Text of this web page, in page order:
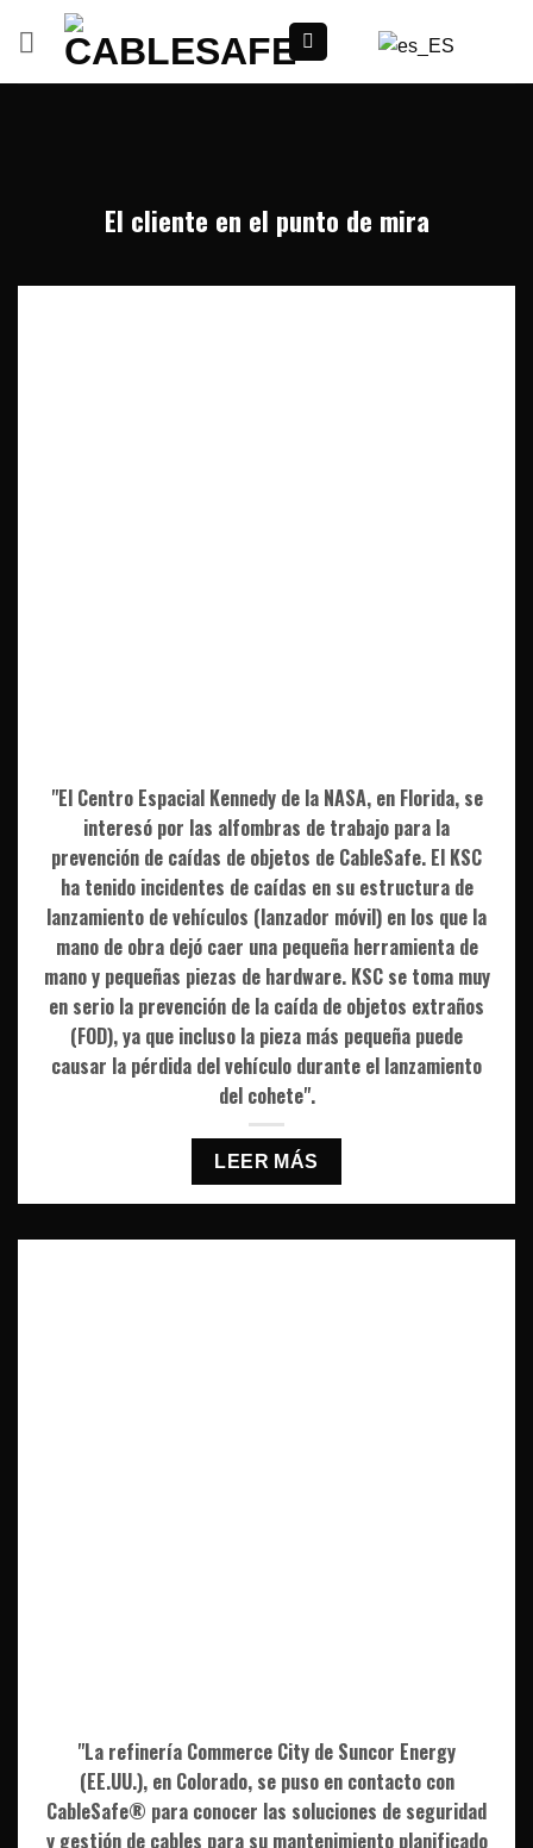
El cliente en el punto de mira
"El Centro Espacial Kennedy de la NASA, en Florida, se
interesó por las alfombras de trabajo para la
prevención de caídas de objetos de CableSafe. El KSC
ha tenido incidentes de caídas en su estructura de
lanzamiento de vehículos (lanzador móvil) en los que la
mano de obra dejó caer una pequeña herramienta de
mano y pequeñas piezas de hardware. KSC se toma muy
en serio la prevención de la caída de objetos extraños
(FOD), ya que incluso la pieza más pequeña puede
causar la pérdida del vehículo durante el lanzamiento
del cohete".
LEER MÁS
"La refinería Commerce City de Suncor Energy
(EE.UU.), en Colorado, se puso en contacto con
CableSafe® para conocer las soluciones de seguridad
y gestión de cables para su mantenimiento planificado